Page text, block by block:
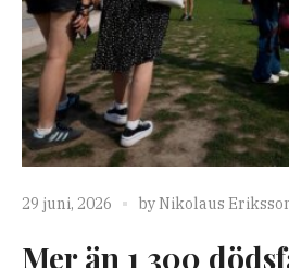
29 juni, 2026 byNikolaus
Mer än 1 300